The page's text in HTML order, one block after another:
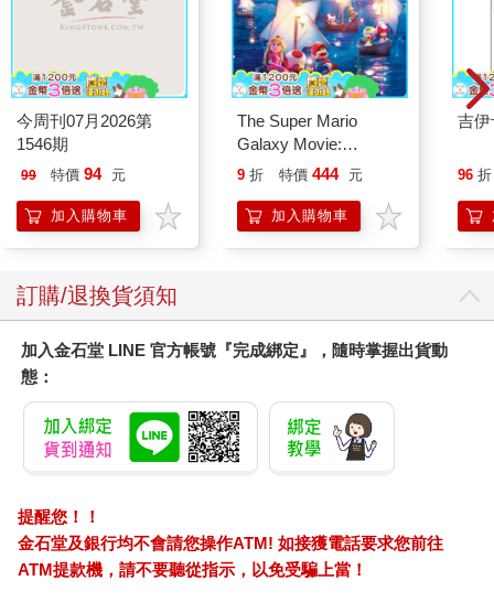
今周刊07月2026第
1546期
99 特價 94 元
加入購物車
The Super Mario
Galaxy Movie:
Peach`s Birthday
Mario Galaxy Movie
Storybook
9 折 特價 444 元
加入購物車
吉
96 折
訂購/退換貨須知
加入金石堂 LINE 官方帳號『完成綁定』，隨時掌握出貨動
態：
提醒您！！
金石堂及銀行均不會請您操作ATM! 如接獲電話要求您前往
ATM提款機，請不要聽從指示，以免受騙上當！